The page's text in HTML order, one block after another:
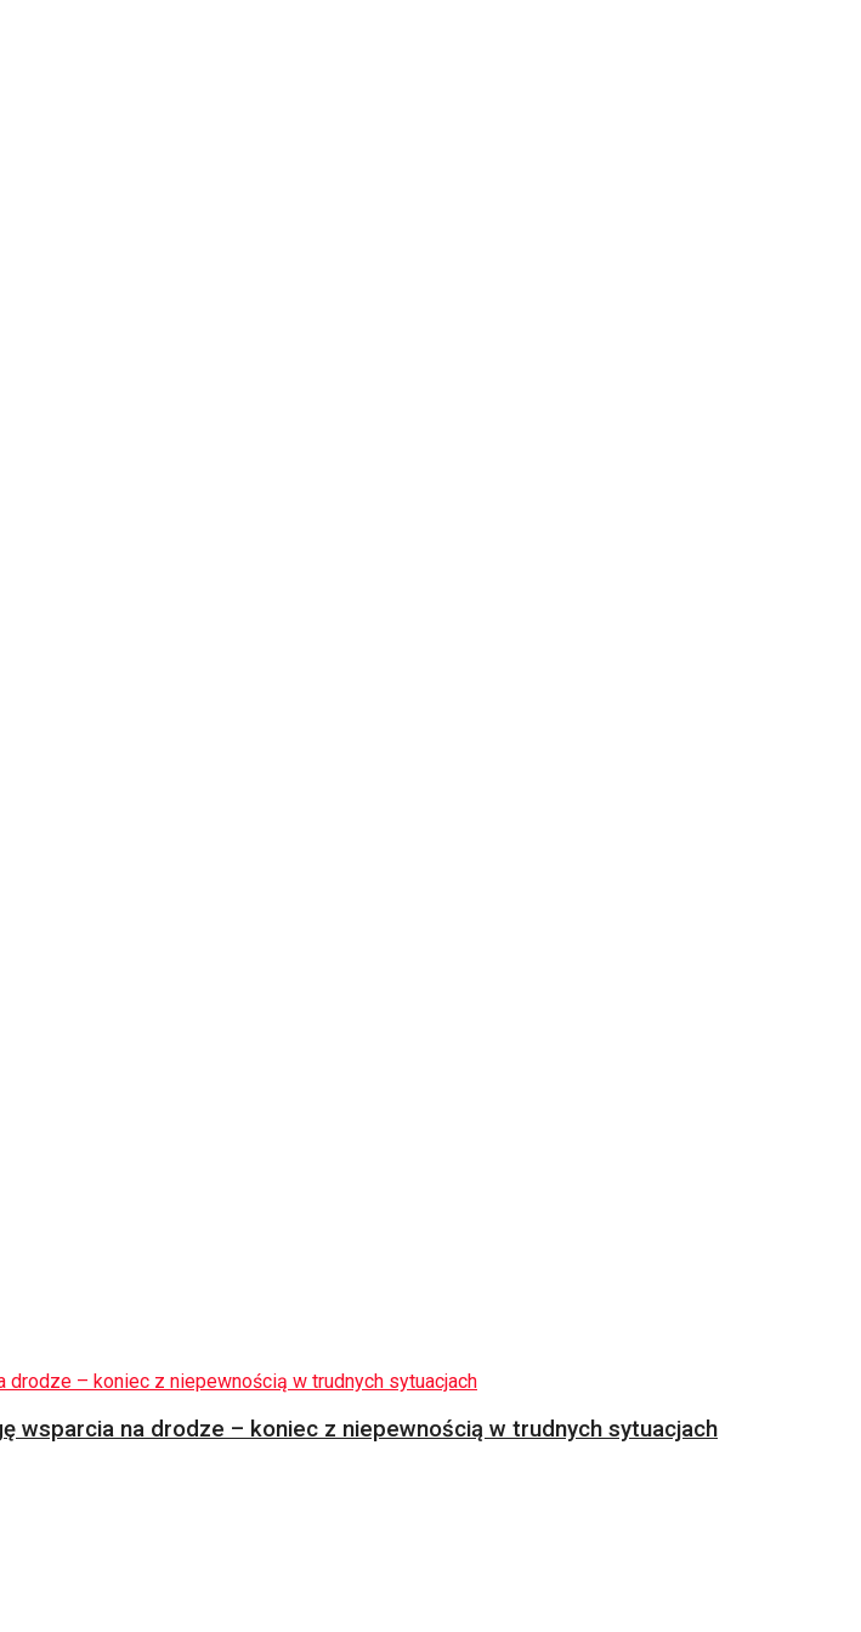
wsparcia na drodze – koniec z niepewnością w trudnych sytuacjach